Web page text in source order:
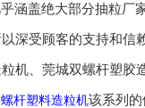
涵盖绝大部分抽粒
深受顾客的支持和
机、莞城双螺杆塑
杆塑料造粒机该系列的